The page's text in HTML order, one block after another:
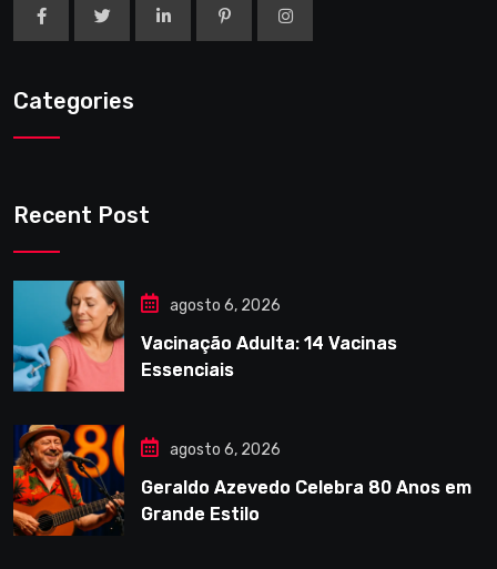
Categories
Recent Post
agosto 6, 2026
Vacinação Adulta: 14 Vacinas
Essenciais
agosto 6, 2026
Geraldo Azevedo Celebra 80 Anos em
Grande Estilo